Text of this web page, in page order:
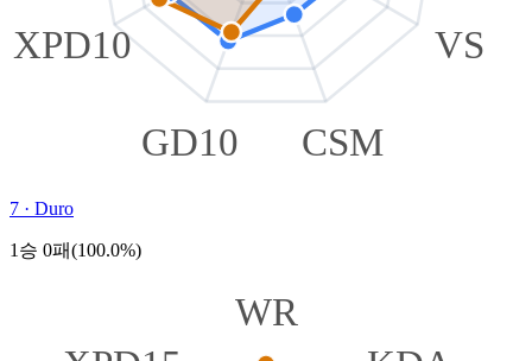
VS
CSM
GD10
XPD10
7 · Duro
1승 0패(100.0%)
WR